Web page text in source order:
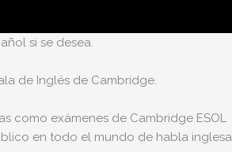
si se desea.
de Inglés de Cambridge.
como exámenes de Cambridge ESOL
en todo el mundo de habla inglesa.